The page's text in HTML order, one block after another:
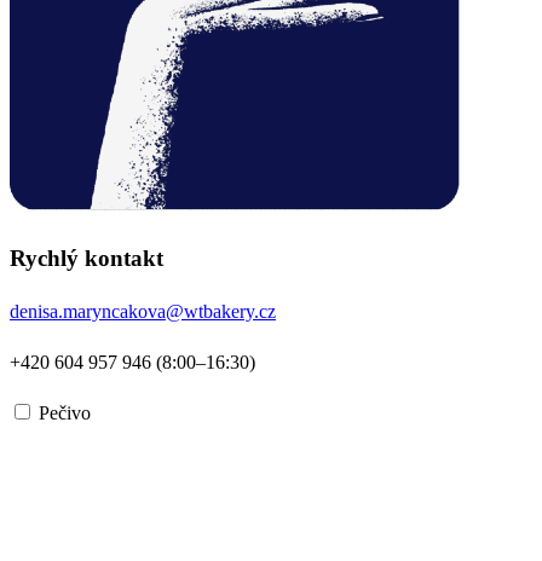
Rychlý kontakt
denisa.maryncakova@wtbakery.cz
+420 604 957 946 (8:00–16:30)
Pečivo